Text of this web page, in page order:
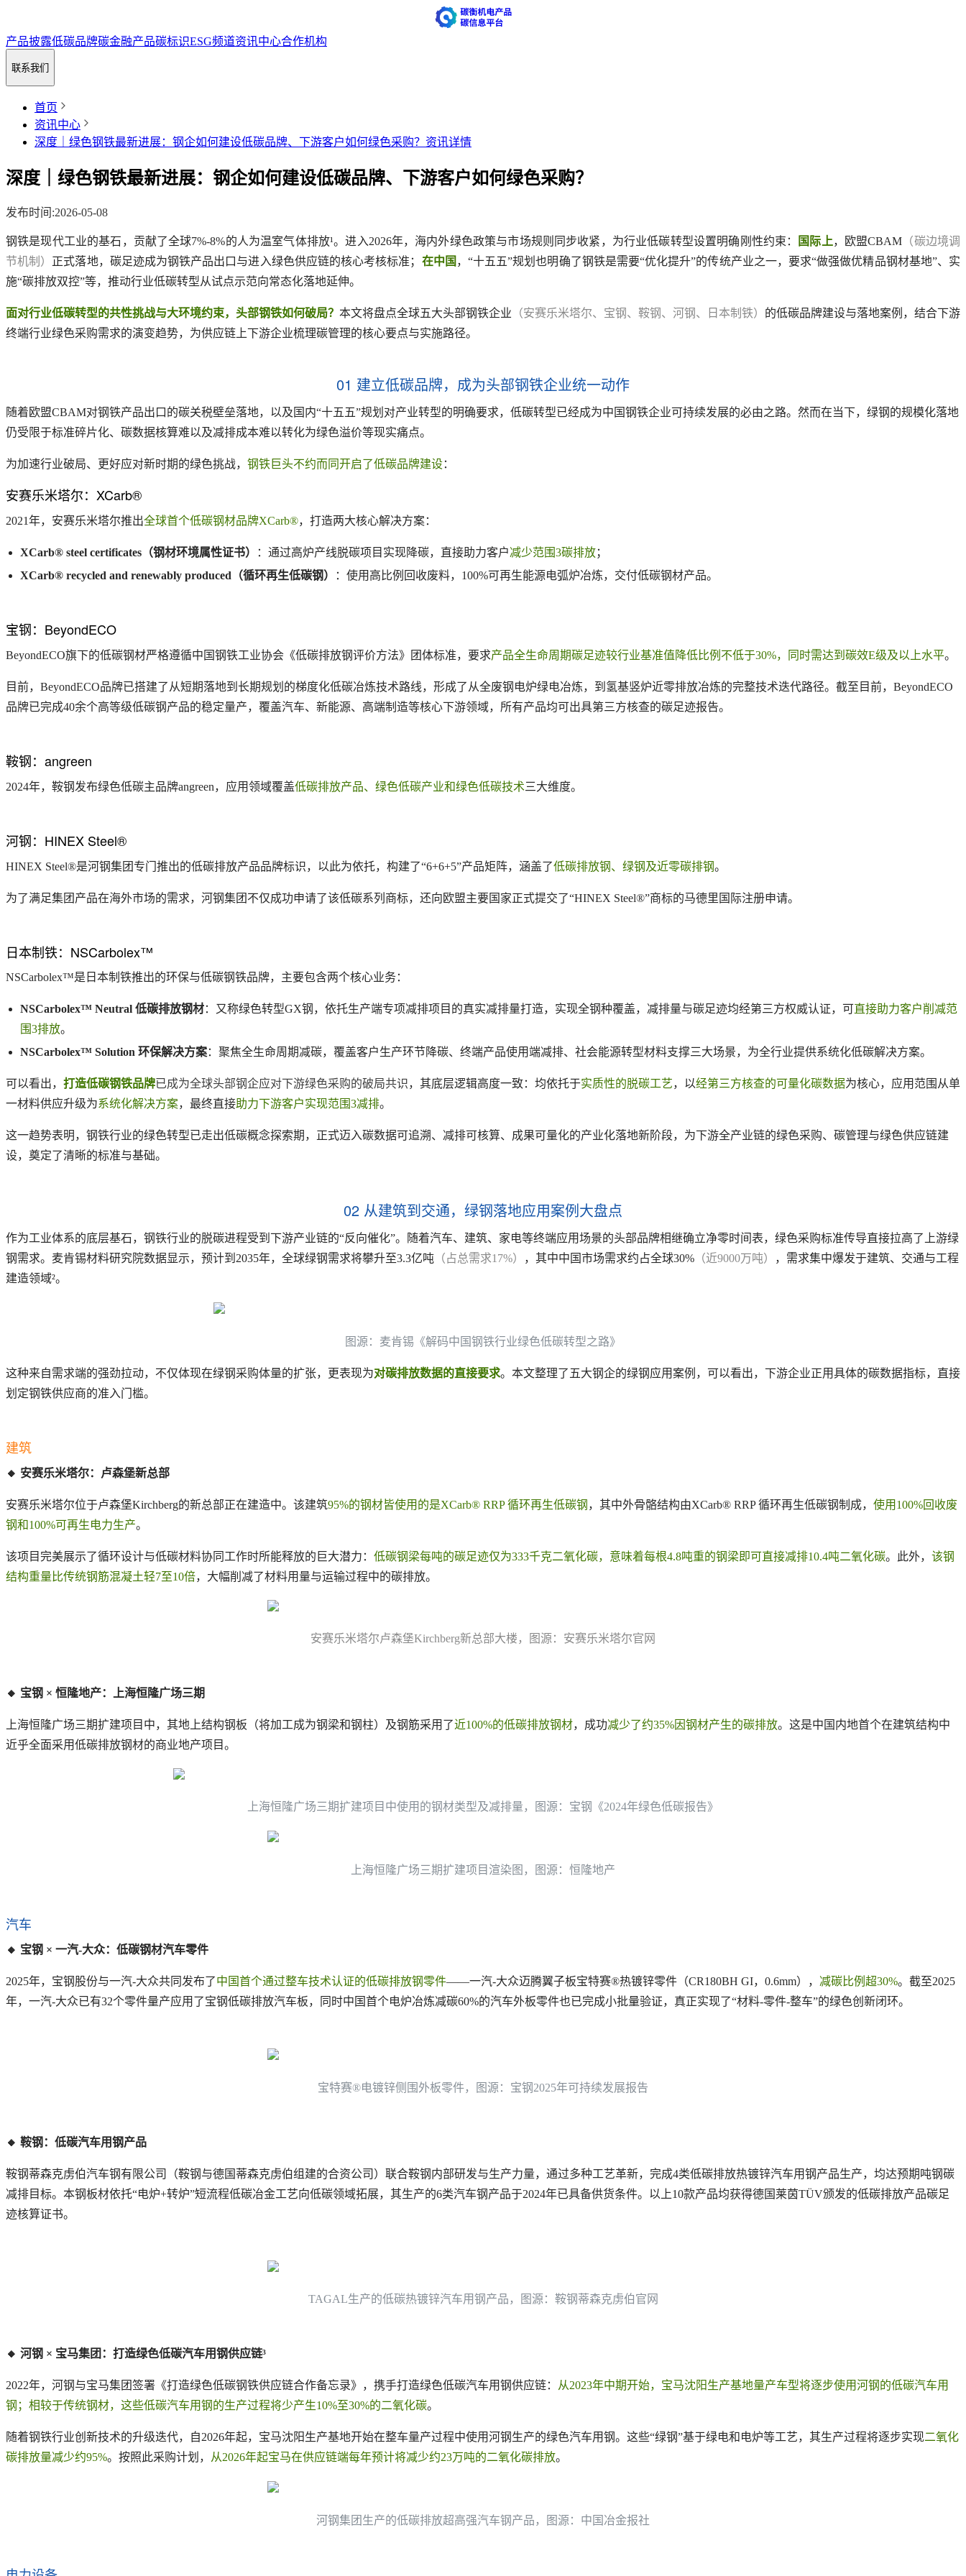
产品披露低碳品牌碳金融产品碳标识ESG频道资讯中心合作机构
联系我们
首页
资讯中心
深度｜绿色钢铁最新进展：钢企如何建设低碳品牌、下游客户如何绿色采购？ 资讯详情
深度｜绿色钢铁最新进展：钢企如何建设低碳品牌、下游客户如何绿色采购？
发布时间 :2026-05-08
钢铁是现代工业的基石，贡献了全球7%-8%的人为温室气体排放¹。进入2026年，海内外绿色政策与市场规则同步收紧，为行业低碳转型设置明确刚性约束： 国际上，欧盟CBAM （碳边境调
节机制） 正式落地，碳足迹成为钢铁产品出口与进入绿色供应链的核心考核标准； 在中国 ，“十五五”规划也明确了钢铁是需要“优化提升”的传统产业之一，要求“做强做优精品钢材基地”、实
施“碳排放双控”等，推动行业低碳转型从试点示范向常态化落地延伸。
面对行业低碳转型的共性挑战与大环境约束，头部钢铁如何破局？ 本文将盘点全球五大头部钢铁企业 （安赛乐米塔尔、宝钢、鞍钢、河钢、日本制铁）
的低碳品牌建设与落地案例，结合下游
终端行业绿色采购需求的演变趋势，为供应链上下游企业梳理碳管理的核心要点与实施路径。
01 建立低碳品牌，成为头部钢铁企业统一动作
随着欧盟CBAM对钢铁产品出口的碳关税壁垒落地，以及国内“十五五”规划对产业转型的明确要求，低碳转型已经成为中国钢铁企业可持续发展的必由之路。然而在当下，绿钢的规模化落地
仍受限于标准碎片化、碳数据核算难以及减排成本难以转化为绿色溢价等现实痛点。
为加速行业破局、更好应对新时期的绿色挑战， 钢铁巨头不约而同开启了低碳品牌建设：
安赛乐米塔尔：XCarb®
2021年，安赛乐米塔尔推出全球首个低碳钢材品牌XCarb®，打造两大核心解决方案：
XCarb® steel certificates（钢材环境属性证书） ：通过高炉产线脱碳项目实现降碳，直接助力客户减少范围3碳排放；
XCarb® recycled and renewably produced（循环再生低碳钢）
：使用高比例回收废料，100%可再生能源电弧炉冶炼，交付低碳钢材产品。
宝钢：BeyondECO
BeyondECO旗下的低碳钢材严格遵循中国钢铁工业协会《低碳排放钢评价方法》团体标准，要求产品全生命周期碳足迹较行业基准值降低比例不低于30%，同时需达到碳效E级及以上水平。
目前，BeyondECO品牌已搭建了从短期落地到长期规划的梯度化低碳冶炼技术路线，形成了从全废钢电炉绿电冶炼，到氢基竖炉近零排放冶炼的完整技术迭代路径。截至目前，BeyondECO
品牌已完成40余个高等级低碳钢产品的稳定量产，覆盖汽车、新能源、高端制造等核心下游领域，所有产品均可出具第三方核查的碳足迹报告。
鞍钢：angreen
2024年，鞍钢发布绿色低碳主品牌angreen，应用领域覆盖低碳排放产品、绿色低碳产业和绿色低碳技术三大维度。
河钢：HINEX Steel®
HINEX Steel®是河钢集团专门推出的低碳排放产品品牌标识，以此为依托，构建了“6+6+5”产品矩阵，涵盖了低碳排放钢、绿钢及近零碳排钢。
为了满足集团产品在海外市场的需求，河钢集团不仅成功申请了该低碳系列商标，还向欧盟主要国家正式提交了“HINEX Steel®”商标的马德里国际注册申请。
日本制铁：NSCarbolex™
NSCarbolex™是日本制铁推出的环保与低碳钢铁品牌，主要包含两个核心业务：
NSCarbolex™ Neutral 低碳排放钢材：又称绿色转型GX钢，依托生产端专项减排项目的真实减排量打造，实现全钢种覆盖，减排量与碳足迹均经第三方权威认证，可 直接助力客户削减范
围3排放。
NSCarbolex™ Solution 环保解决方案：聚焦全生命周期减碳，覆盖客户生产环节降碳、终端产品使用端减排、社会能源转型材料支撑三大场景，为全行业提供系统化低碳解决方案。
可以看出， 打造低碳钢铁品牌已成为全球头部钢企应对下游绿色采购的破局共识，其底层逻辑高度一致：均依托于实质性的脱碳工艺，以经第三方核查的可量化碳数据为核心，应用范围从单
一材料供应升级为系统化解决方案，最终直接助力下游客户实现范围3减排。
这一趋势表明，钢铁行业的绿色转型已走出低碳概念探索期，正式迈入碳数据可追溯、减排可核算、成果可量化的产业化落地新阶段，为下游全产业链的绿色采购、碳管理与绿色供应链建
设，奠定了清晰的标准与基础。
02 从建筑到交通，绿钢落地应用案例大盘点
作为工业体系的底层基石，钢铁行业的脱碳进程受到下游产业链的“反向催化”。随着汽车、建筑、家电等终端应用场景的头部品牌相继确立净零时间表，绿色采购标准传导直接拉高了上游绿
钢需求。麦肯锡材料研究院数据显示，预计到2035年，全球绿钢需求将攀升至3.3亿吨 （占总需求17%） ，其中中国市场需求约占全球30% （近9000万吨）
，需求集中爆发于建筑、交通与工程
建造领域²。
图源：麦肯锡《解码中国钢铁行业绿色低碳转型之路》
这种来自需求端的强劲拉动，不仅体现在绿钢采购体量的扩张，更表现为对碳排放数据的直接要求。本文整理了五大钢企的绿钢应用案例，可以看出，下游企业正用具体的碳数据指标，直接
划定钢铁供应商的准入门槛。
建筑
🔸 安赛乐米塔尔：卢森堡新总部
安赛乐米塔尔位于卢森堡Kirchberg的新总部正在建造中。该建筑95%的钢材皆使用的是XCarb® RRP 循环再生低碳钢 ，其中外骨骼结构由XCarb® RRP 循环再生低碳钢制成， 使用100%回收废
钢和100%可再生电力生产。
该项目完美展示了循环设计与低碳材料协同工作时所能释放的巨大潜力： 低碳钢梁每吨的碳足迹仅为333千克二氧化碳，意味着每根4.8吨重的钢梁即可直接减排10.4吨二氧化碳。此外， 该钢
结构重量比传统钢筋混凝土轻7至10倍，大幅削减了材料用量与运输过程中的碳排放。
安赛乐米塔尔卢森堡Kirchberg新总部大楼，图源：安赛乐米塔尔官网
🔸 宝钢 × 恒隆地产：上海恒隆广场三期
上海恒隆广场三期扩建项目中，其地上结构钢板（将加工成为钢梁和钢柱）及钢筋采用了近100%的低碳排放钢材，成功减少了约35%因钢材产生的碳排放。这是中国内地首个在建筑结构中
近乎全面采用低碳排放钢材的商业地产项目。
上海恒隆广场三期扩建项目中使用的钢材类型及减排量，图源：宝钢《2024年绿色低碳报告》
上海恒隆广场三期扩建项目渲染图，图源：恒隆地产
汽车
🔸 宝钢 × 一汽-大众：低碳钢材汽车零件
2025年，宝钢股份与一汽-大众共同发布了中国首个通过整车技术认证的低碳排放钢零件——一汽-大众迈腾翼子板宝特赛®热镀锌零件（CR180BH GI，0.6mm）， 减碳比例超30%。截至2025
年，一汽-大众已有32个零件量产应用了宝钢低碳排放汽车板，同时中国首个电炉冶炼减碳60%的汽车外板零件也已完成小批量验证，真正实现了“材料-零件-整车”的绿色创新闭环。
宝特赛®电镀锌侧围外板零件，图源：宝钢2025年可持续发展报告
🔸 鞍钢：低碳汽车用钢产品
鞍钢蒂森克虏伯汽车钢有限公司（鞍钢与德国蒂森克虏伯组建的合资公司）联合鞍钢内部研发与生产力量，通过多种工艺革新，完成4类低碳排放热镀锌汽车用钢产品生产，均达预期吨钢碳
减排目标。本钢板材依托“电炉+转炉”短流程低碳冶金工艺向低碳领域拓展，其生产的6类汽车钢产品于2024年已具备供货条件。以上10款产品均获得德国莱茵TÜV颁发的低碳排放产品碳足
迹核算证书。
TAGAL生产的低碳热镀锌汽车用钢产品，图源：鞍钢蒂森克虏伯官网
🔸 河钢 × 宝马集团：打造绿色低碳汽车用钢供应链³
2022年，河钢与宝马集团签署《打造绿色低碳钢铁供应链合作备忘录》，携手打造绿色低碳汽车用钢供应链：
从2023年中期开始，宝马沈阳生产基地量产车型将逐步使用河钢的低碳汽车用
钢；相较于传统钢材，这些低碳汽车用钢的生产过程将少产生10%至30%的二氧化碳。
随着钢铁行业创新技术的升级迭代，自2026年起，宝马沈阳生产基地开始在整车量产过程中使用河钢生产的绿色汽车用钢。这些“绿钢”基于绿电和电炉等工艺，其生产过程将逐步实现二氧化
碳排放量减少约95%。按照此采购计划， 从2026年起宝马在供应链端每年预计将减少约23万吨的二氧化碳排放。
河钢集团生产的低碳排放超高强汽车钢产品，图源：中国冶金报社